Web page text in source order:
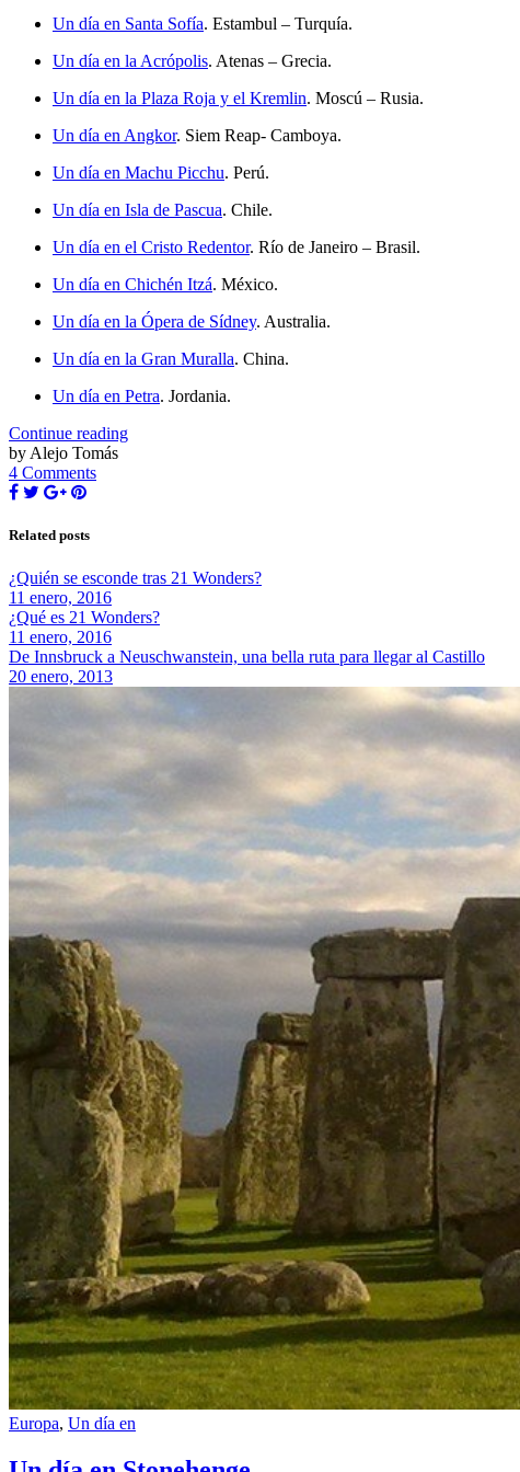
Un día en Santa Sofía. Estambul – Turquía.
Un día en la Acrópolis. Atenas – Grecia.
Un día en la Plaza Roja y el Kremlin. Moscú – Rusia.
Un día en Angkor. Siem Reap- Camboya.
Un día en Machu Picchu. Perú.
Un día en Isla de Pascua. Chile.
Un día en el Cristo Redentor. Río de Janeiro – Brasil.
Un día en Chichén Itzá. México.
Un día en la Ópera de Sídney. Australia.
Un día en la Gran Muralla. China.
Un día en Petra. Jordania.
Continue reading
by Alejo Tomás
4 Comments
Related posts
¿Quién se esconde tras 21 Wonders?
11 enero, 2016
¿Qué es 21 Wonders?
11 enero, 2016
De Innsbruck a Neuschwanstein, una bella ruta para llegar al Castillo
20 enero, 2013
Europa, Un día en